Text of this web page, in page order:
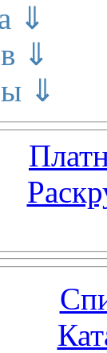
⇓
⇓
⇓